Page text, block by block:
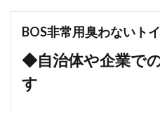
BOS非常用臭わないト
◆自治体や企業で
す